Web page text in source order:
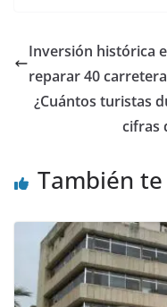
Inversión histórica
reparar 40
¿Cuántos turistas
cifras
También